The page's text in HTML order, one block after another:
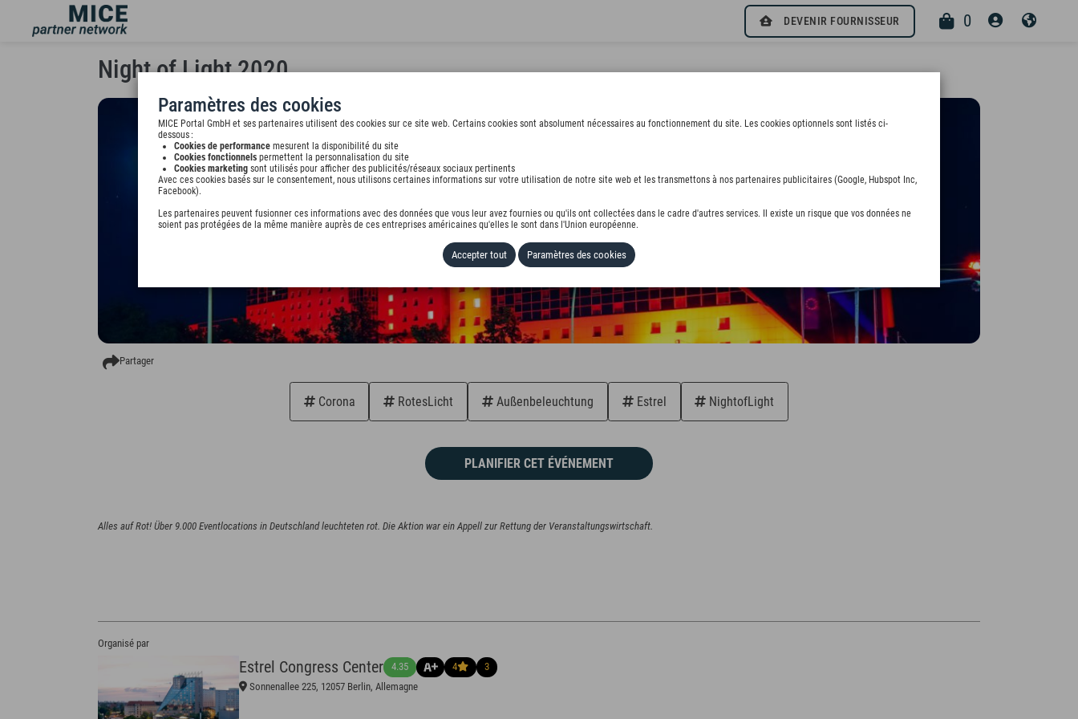
DEVENIR FOURNISSEUR 0
Night of Light 2020
Partager
Corona RotesLicht Außenbeleuchtung Estrel NightofLight
PLANIFIER CET ÉVÉNEMENT
Organisé par
Estrel Congress Center 4.35 4
3
Sonnenallee 225, 12057 Berlin, Allemagne
Paramètres des cookies
MICE Portal GmbH et ses partenaires utilisent des cookies sur ce site web. Certains cookies sont absolument nécessaires au fonctionnement du site. Les cookies optionnels sont listés ci-
dessous :
Cookies de performance mesurent la disponibilité du site
Cookies fonctionnels permettent la personnalisation du site
Cookies marketing sont utilisés pour afficher des publicités/réseaux sociaux pertinents
Avec ces cookies basés sur le consentement, nous utilisons certaines informations sur votre utilisation de notre site web et les transmettons à nos partenaires publicitaires (Google, Hubspot Inc,
Facebook).
Les partenaires peuvent fusionner ces informations avec des données que vous leur avez fournies ou qu'ils ont collectées dans le cadre d'autres services. Il existe un risque que vos données ne
soient pas protégées de la même manière auprès de ces entreprises américaines qu'elles le sont dans l'Union européenne.
Accepter tout Paramètres des cookies